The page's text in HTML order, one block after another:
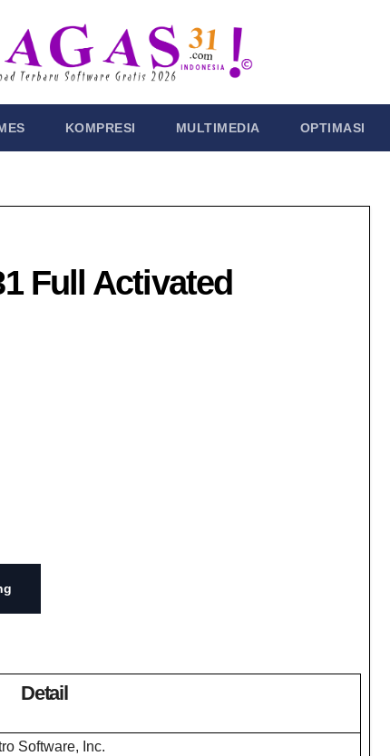
KOMPRESI MULTIMEDIA OPTIMASI
Full Activated
Detail
Software, Inc.